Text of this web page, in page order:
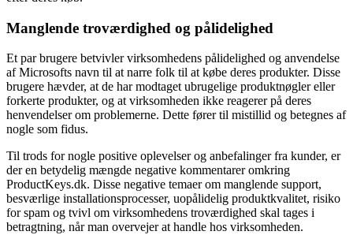
Manglende troværdighed og pålidelighed
Et par brugere betvivler virksomhedens pålidelighed og anvendelse
af Microsofts navn til at narre folk til at købe deres produkter. Disse
brugere hævder, at de har modtaget ubrugelige produktnøgler eller
forkerte produkter, og at virksomheden ikke reagerer på deres
henvendelser om problemerne. Dette fører til mistillid og betegnes af
nogle som fidus.
Til trods for nogle positive oplevelser og anbefalinger fra kunder, er
der en betydelig mængde negative kommentarer omkring
ProductKeys.dk. Disse negative temaer om manglende support,
besværlige installationsprocesser, uopålidelig produktkvalitet, risiko
for spam og tvivl om virksomhedens troværdighed skal tages i
betragtning, når man overvejer at handle hos virksomheden.